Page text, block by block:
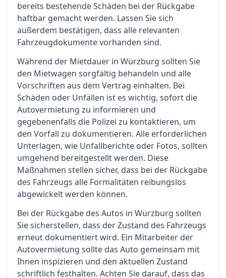
bereits bestehende Schäden bei der Rückgabe
haftbar gemacht werden. Lassen Sie sich
außerdem bestätigen, dass alle relevanten
Fahrzeugdokumente vorhanden sind.
Während der Mietdauer in Würzburg sollten Sie
den Mietwagen sorgfältig behandeln und alle
Vorschriften aus dem Vertrag einhalten. Bei
Schäden oder Unfällen ist es wichtig, sofort die
Autovermietung zu informieren und
gegebenenfalls die Polizei zu kontaktieren, um
den Vorfall zu dokumentieren. Alle erforderlichen
Unterlagen, wie Unfallberichte oder Fotos, sollten
umgehend bereitgestellt werden. Diese
Maßnahmen stellen sicher, dass bei der Rückgabe
des Fahrzeugs alle Formalitäten reibungslos
abgewickelt werden können.
Bei der Rückgabe des Autos in Würzburg sollten
Sie sicherstellen, dass der Zustand des Fahrzeugs
erneut dokumentiert wird. Ein Mitarbeiter der
Autovermietung sollte das Auto gemeinsam mit
Ihnen inspizieren und den aktuellen Zustand
schriftlich festhalten. Achten Sie darauf, dass das